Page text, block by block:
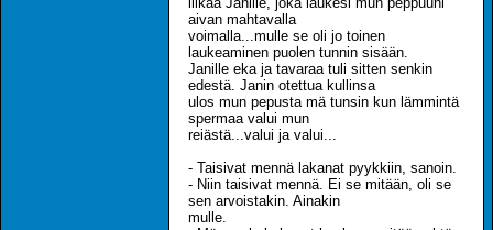
aivan mahtavalla
voimalla...mulle se oli jo toinen
laukeaminen puolen tunnin sisään.
Janille eka ja tavaraa tuli sitten senkin
edestä. Janin otettua kullinsa
ulos mun pepusta mä tunsin kun lämmintä
spermaa valui mun
reiästä...valui ja valui...
- Taisivat mennä lakanat pyykkiin, sanoin.
- Niin taisivat mennä. Ei se mitään, oli se
sen arvoistakin. Ainakin
mulle.